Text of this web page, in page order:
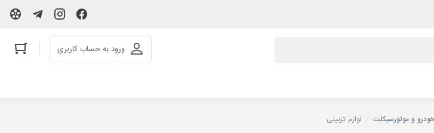
ورود به حساب کاربری
و موتورسیکلت / لوازم تزیینی